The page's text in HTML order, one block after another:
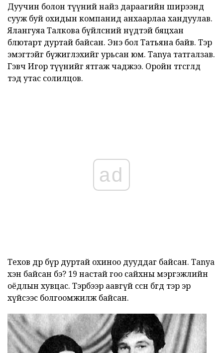
Дуучин болон түүний найз дараагийн ширээнд
сууж буй охидын компанид анхаарлаа хандуулав.
Ялангуяа Талкова бүйлсний нүдтэй бяцхан
блютарт дуртай байсан. Энэ бол Татьяна байв. Тэр
эмэгтэйг бүжиглэхийг урьсан юм. Tanya татгалзав.
Гэвч Игор түүнийг ятгаж чаджээ. Оройн төгсгөлд
тэд утас солилцов.
ad
Техов өдөр бүр дуртай охиноо дууддаг байсан. Tanya
хэн байсан бэ? 19 настай гоо сайхны мэргэжлийн
оёдлын хувцас. Тэрбээр аавгүй өссөн бөгөөд тэр эр
хүйсээс болгоомжилж байсан.